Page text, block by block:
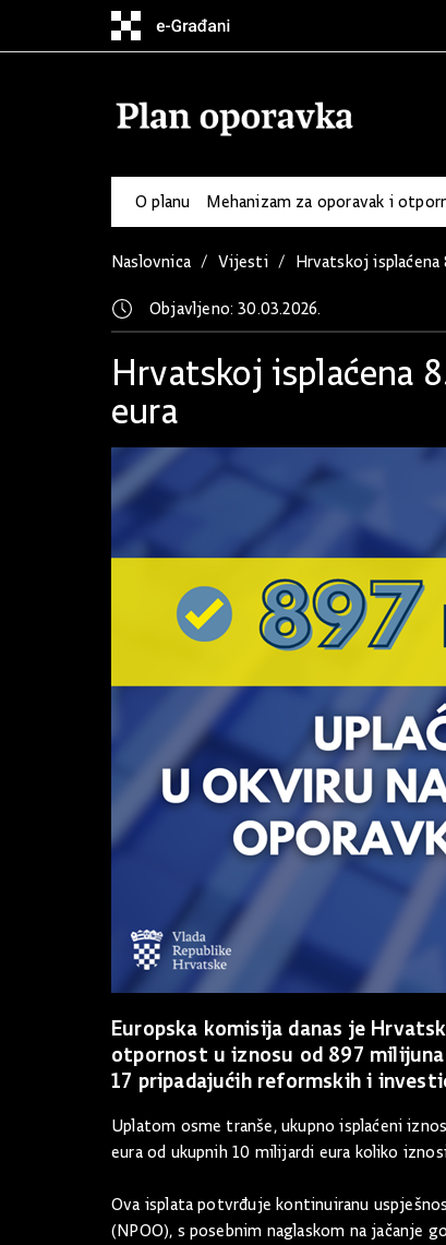
O planu Mehanizam za oporavak i
Naslovnica Vijesti Hrvatskoj
Objavljeno: 30.03.2026.
Hrvatskoj isplaćena
eura
Europska komisija danas je
otpornost u iznosu od 897
17 pripadajućih reformskih i
Uplatom osme tranše, ukupno isplaćeni
eura od ukupnih 10 milijardi eura koliko
Ova isplata potvrđuje kontinuiranu
(NPOO), s posebnim naglaskom na jačanje